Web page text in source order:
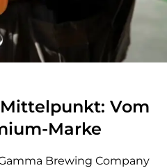
Vom
Marke
Brewing Company